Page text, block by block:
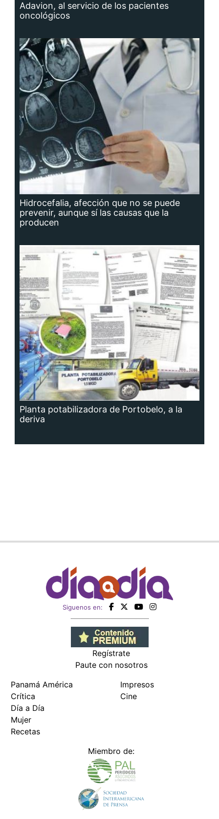
Adavion, al servicio de los pacientes
oncológicos
Hidrocefalia, afección que no se puede
prevenir, aunque sí las causas que la
producen
Planta potabilizadora de Portobelo, a la
deriva
Siguenos en:
Regístrate
Paute con nosotros
Panamá América
Crítica
Día a Día
Mujer
Recetas
Impresos
Cine
Miembro de: